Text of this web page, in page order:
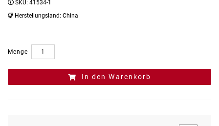
SKU: 41534-1
Herstellungsland: China
Menge
In den Warenkorb